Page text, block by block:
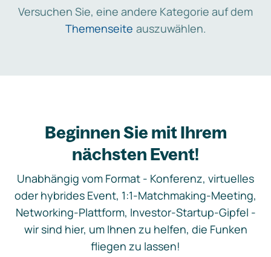
Versuchen Sie, eine andere Kategorie auf dem
Themenseite auszuwählen.
Beginnen Sie mit Ihrem
nächsten Event!
Unabhängig vom Format - Konferenz, virtuelles
oder hybrides Event, 1:1-Matchmaking-Meeting,
Networking-Plattform, Investor-Startup-Gipfel -
wir sind hier, um Ihnen zu helfen, die Funken
fliegen zu lassen!